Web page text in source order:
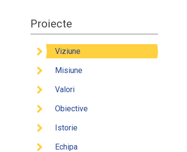
Proiecte
Viziune
Misiune
Valori
Obiective
Istorie
Echipa